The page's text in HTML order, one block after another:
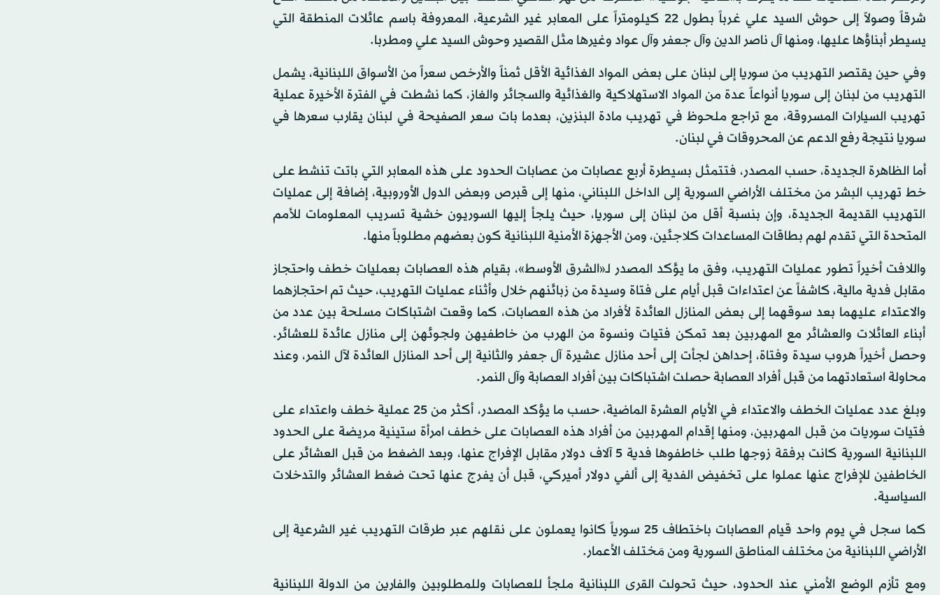
شرقاً وصولاً إلى حوش السيد علي غرباً بطول 22 كيلومتراً على المعابر غير الشرعية، المعروفة باسم عائلات المنطقة التي
يسيطر أبناؤها عليها، ومنها آل ناصر الدين وآل جعفر وآل عواد وغيرها مثل القصير وحوش السيد علي ومطربا.
وفي حين يقتصر التهريب من سوريا إلى لبنان على بعض المواد الغذائية الأقل ثمناً والأرخص سعراً من الأسواق اللبنانية، يشمل
التهريب من لبنان إلى سوريا أنواعاً عدة من المواد الاستهلاكية والغذائية والسجائر والغاز، كما نشطت في الفترة الأخيرة عملية
تهريب السيارات المسروقة، مع تراجع ملحوظ في تهريب مادة البنزين، بعدما بات سعر الصفيحة في لبنان يقارب سعرها في
سوريا نتيجة رفع الدعم عن المحروقات في لبنان.
أما الظاهرة الجديدة، حسب المصدر، فتتمثل بسيطرة أربع عصابات من عصابات الحدود على هذه المعابر التي باتت تنشط على
خط تهريب البشر من مختلف الأراضي السورية إلى الداخل اللبناني، منها إلى قبرص وبعض الدول الأوروبية، إضافة إلى عمليات
التهريب القديمة الجديدة، وإن بنسبة أقل من لبنان إلى سوريا، حيث يلجأ إليها السوريون خشية تسريب المعلومات للأمم
المتحدة التي تقدم لهم بطاقات المساعدات كلاجئين، ومن الأجهزة الأمنية اللبنانية كون بعضهم مطلوباً منها.
واللافت أخيراً تطور عمليات التهريب، وفق ما يؤكد المصدر لـ«الشرق الأوسط»، بقيام هذه العصابات بعمليات خطف واحتجاز
مقابل فدية مالية، كاشفاً عن اعتداءات قبل أيام على فتاة وسيدة من زبائنهم خلال وأثناء عمليات التهريب، حيث تم احتجازهما
والاعتداء عليهما بعد سوقهما إلى بعض المنازل العائدة لأفراد من هذه العصابات، كما وقعت اشتباكات مسلحة بين عدد من
أبناء العائلات والعشائر مع المهربين بعد تمكن فتيات ونسوة من الهرب من خاطفيهن ولجوئهن إلى منازل عائدة للعشائر.
وحصل أخيراً هروب سيدة وفتاة، إحداهن لجأت إلى أحد منازل عشيرة آل جعفر والثانية إلى أحد المنازل العائدة لآل النمر، وعند
محاولة استعادتهما من قبل أفراد العصابة حصلت اشتباكات بين أفراد العصابة وآل النمر.
وبلغ عدد عمليات الخطف والاعتداء في الأيام العشرة الماضية، حسب ما يؤكد المصدر، أكثر من 25 عملية خطف واعتداء على
فتيات سوريات من قبل المهربين، ومنها إقدام المهربين من أفراد هذه العصابات على خطف امرأة ستينية مريضة على الحدود
اللبنانية السورية كانت برفقة زوجها طلب خاطفوها فدية 5 آلاف دولار مقابل الإفراج عنها، وبعد الضغط من قبل العشائر على
الخاطفين للإفراج عنها عملوا على تخفيض الفدية إلى ألفي دولار أميركي، قبل أن يفرج عنها تحت ضغط العشائر والتدخلات
السياسية.
كما سجل في يوم واحد قيام العصابات باختطاف 25 سورياً كانوا يعملون على نقلهم عبر طرقات التهريب غير الشرعية إلى
الأراضي اللبنانية من مختلف المناطق السورية ومن مَختلف الأعمار.
ومع تأزم الوضع الأمني عند الحدود، حيث تحولت القرى اللبنانية ملجأ للعصابات وللمطلوبين والفارين من الدولة اللبنانية